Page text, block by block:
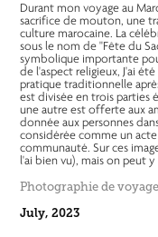
Durant mon voyage au
sacrifice de mouton, une
culture marocaine. La
sous le nom de "Fête du
symbolique importante
de l'aspect religieux, J'ai
pratique traditionnelle
est divisée en trois parties
une autre est offerte aux
donnée aux personnes
considérée comme un
communauté. Sur ces
l'ai bien vu), mais on peut
Photographie de
July, 2023